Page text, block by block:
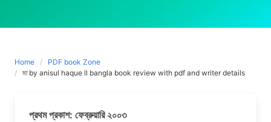
Home
PDF book Zone
মা by anisul haque ll bangla book review with pdf and writer details
প্রথম প্রকাশ: ফেব্রুয়ারি ২০০৩